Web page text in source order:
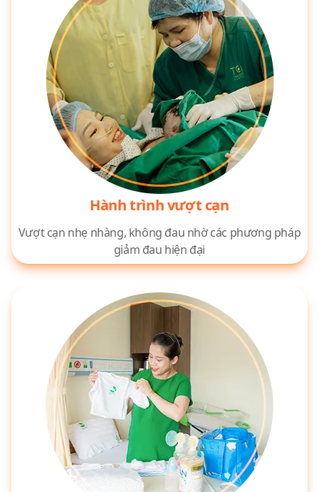
Hành trình vượt cạn
Vượt cạn nhẹ nhàng, không đau nhờ các phương pháp
giảm đau hiện đại